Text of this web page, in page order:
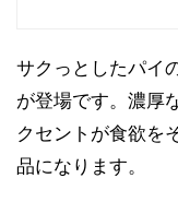
サクっとしたパイ
が登場です。濃厚
クセントが食欲を
品になります。